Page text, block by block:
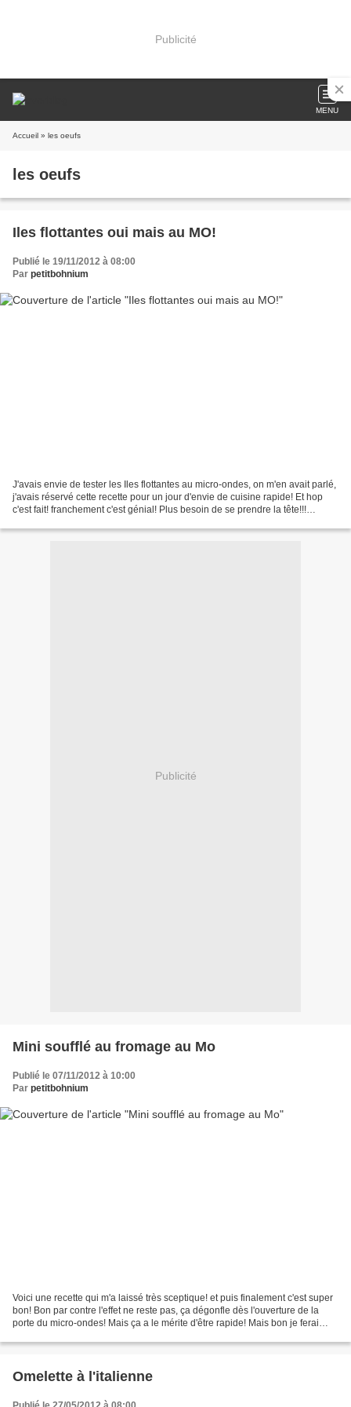
Publicité
MENU
Accueil » les oeufs
les oeufs
Iles flottantes oui mais au MO!
Publié le 19/11/2012 à 08:00
Par petitbohnium
J'avais envie de tester les Iles flottantes au micro-ondes, on m'en avait parlé,
j'avais réservé cette recette pour un jour d'envie de cuisine rapide! Et hop
c'est fait! franchement c'est génial! Plus besoin de se prendre la tête!!!
Publicité
Mini soufflé au fromage au Mo
Publié le 07/11/2012 à 10:00
Par petitbohnium
Voici une recette qui m'a laissé très sceptique! et puis finalement c'est super
bon! Bon par contre l'effet ne reste pas, ça dégonfle dès l'ouverture de la
porte du micro-ondes! Mais ça a le mérite d'être rapide! Mais bon je ferai
Omelette à l'italienne